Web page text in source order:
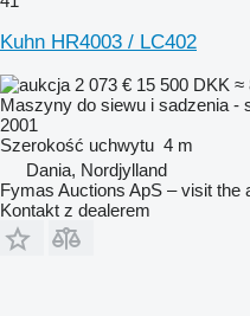
Kuhn HR4003 / LC402
2 073 € 15 500 DKK ≈
Maszyny do siewu i sadzenia -
2001
Szerokość uchwytu 4 m
Dania, Nordjylland
Fymas Auctions ApS – visit the
Kontakt z dealerem